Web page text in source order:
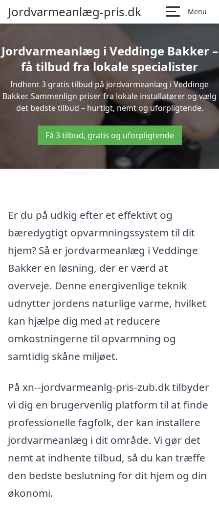
Jordvarmeanlæg-pris.dk Menu
Jordvarmeanlæg i Veddinge Bakker –
få tilbud fra lokale specialister
Indhent 3 gratis tilbud på jordvarmeanlæg i Veddinge
Bakker. Sammenlign priser fra lokale installatører og vælg
det bedste tilbud – hurtigt, nemt og uforpligtende.
Få 3 tilbud, gratis og uforpligtende
Er du på udkig efter et effektivt og
bæredygtigt opvarmningssystem til dit
hjem? Så er jordvarmeanlæg i Veddinge
Bakker en løsning, der er værd at
overveje. Denne energivenlige teknik
udnytter jordens naturlige varme, hvilket
kan hjælpe dig med at reducere
omkostningerne til opvarmning og
samtidig skåne miljøet.
På xn--jordvarmeanlg-pris-zub.dk tilbyder
vi dig en brugervenlig platform til at finde
professionelle fagfolk, der kan installere
jordvarmeanlæg i dit område. Vi gør det
nemt at indhente tilbud, så du kan træffe
den bedste beslutning for dit hjem og din
økonomi.